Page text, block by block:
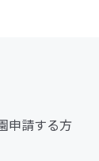
申請する方